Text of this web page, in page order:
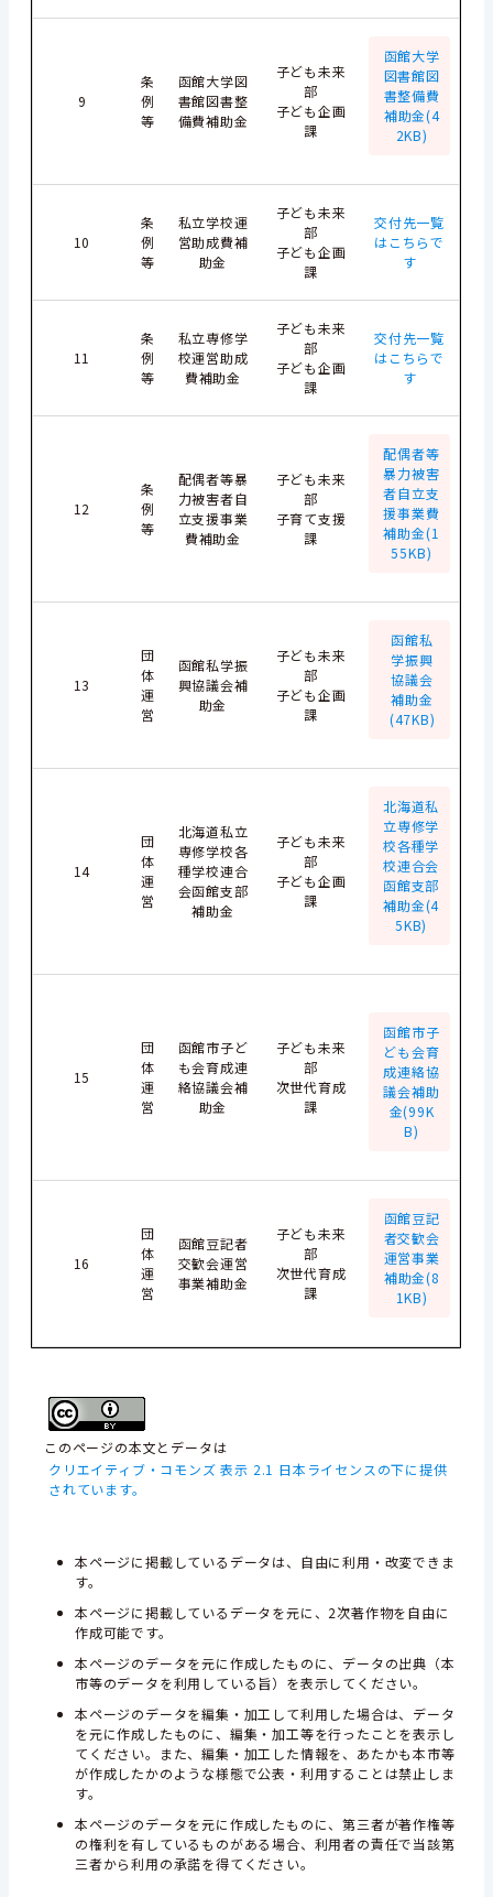
9
条
例
等
函館大学図
書館図書整
備費補助金
子ども未来
部
子ども企画
課
函館大学
図書館図
書整備費
補助金(4
2KB)
10
条
例
等
私立学校運
営助成費補
助金
子ども未来
部
子ども企画
課
交付先一覧
はこちらで
す
11
条
例
等
私立専修学
校運営助成
費補助金
子ども未来
部
子ども企画
課
交付先一覧
はこちらで
す
12
条
例
等
配偶者等暴
力被害者自
立支援事業
費補助金
子ども未来
部
子育て支援
課
配偶者等
暴力被害
者自立支
援事業費
補助金(1
55KB)
13
団
体
運
営
函館私学振
興協議会補
助金
子ども未来
部
子ども企画
課
函館私
学振興
協議会
補助金
(47KB)
14
団
体
運
営
北海道私立
専修学校各
種学校連合
会函館支部
補助金
子ども未来
部
子ども企画
課
北海道私
立専修学
校各種学
校連合会
函館支部
補助金(4
5KB)
15
団
体
運
営
函館市子ど
も会育成連
絡協議会補
助金
子ども未来
部
次世代育成
課
函館市子
ども会育
成連絡協
議会補助
金(99K
B)
16
団
体
運
営
函館豆記者
交歓会運営
事業補助金
子ども未来
部
次世代育成
課
函館豆記
者交歓会
運営事業
補助金(8
1KB)
このページの本文とデータは
クリエイティブ・コモンズ 表示 2.1 日本ライセンスの下に提供
されています。
本ページに掲載しているデータは、自由に利用・改変できま
す。
本ページに掲載しているデータを元に、2次著作物を自由に
作成可能です。
本ページのデータを元に作成したものに、データの出典（本
市等のデータを利用している旨）を表示してください。
本ページのデータを編集・加工して利用した場合は、データ
を元に作成したものに、編集・加工等を行ったことを表示し
てください。また、編集・加工した情報を、あたかも本市等
が作成したかのような様態で公表・利用することは禁止しま
す。
本ページのデータを元に作成したものに、第三者が著作権等
の権利を有しているものがある場合、利用者の責任で当該第
三者から利用の承諾を得てください。